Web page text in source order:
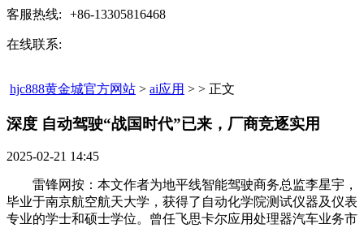
客服热线: +86-13305816468
在线联系:
hjc888黄金城官方网站 > ai应用 > > 正文
深度 自动驾驶“战国时代”已来，厂商竞逐实用​
2025-02-21 14:45
雷锋网按：本文作者为地平线智能驾驶商务总监李星宇，
毕业于南京航空航天大学，获得了自动化学院测试仪器及仪表
专业的学士和硕士学位。曾任飞思卡尔应用处理器汽车业务市